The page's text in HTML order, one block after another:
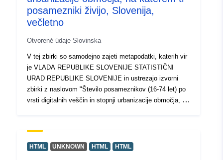
posamezniki živijo, Slovenija,
večletno
Otvorené údaje Slovinska
V tej zbirki so samodejno zajeti metapodatki, katerih vir
je VLADA REPUBLIKE SLOVENIJE STATISTIČNI
URAD REPUBLIKE SLOVENIJE in ustrezajo izvorni
zbirki z naslovom "Število posameznikov (16-74 let) po
vrsti digitalnih veščin in stopnji urbanizacije območja, na
Med dodatnimi povezavami lahko dostopate do strani
izvornega portala za vpogled in izbor podatkov, na voljo
HTML UNKNOWN HTML HTML